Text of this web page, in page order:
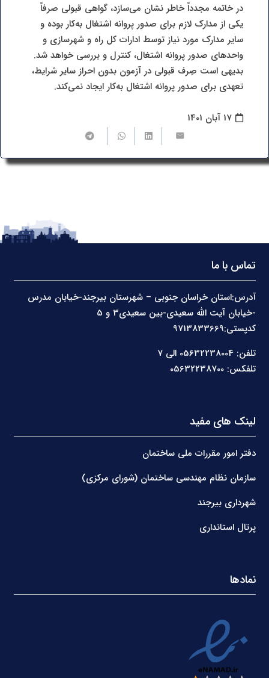
در خاتمه مجدداً خاطر نشان می‌سازد، گواهی قبولی صرفاً
یکی از مدارک لازم برای صدور پروانه اشتغال به‌کار بوده و
سایر مدارک مورد نیاز توسط ادارات کل راه و شهرسازی و
واحدهای صدور پروانه اشتغال، کنترل و بررسی خواهد شد.
بدیهی است صِرف قبولی در آزمون بدون احراز سایر شرایط،
تعهدی برای صدور پروانه اشتغال به‌کار ایجاد نمی‌کند.
17 آبان 1401
تماس با ما
آدرس:استان خراسان جنوبی – شهرستان بیرجند-خیابان مدرس
کدپستی:9713833669
تلفن: 05632238004 الی 7
تلفکس: 05632238700
لینک های مفید
دفتر امور مقررات ملی ساختمان
سازمان نظام مهندسی ساختمان (شورای مرکزی)
شهرداری بیرجند
پرتال استانداری
نمادها